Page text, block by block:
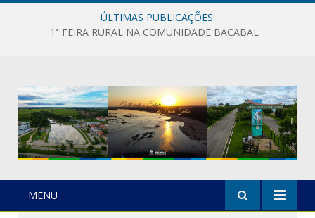
ÚLTIMAS PUBLICAÇÕES:
1ª FEIRA RURAL NA COMUNIDADE BACABAL
MENU